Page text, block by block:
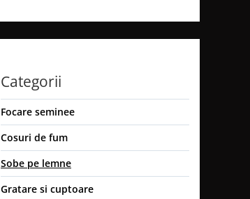
Categorii
Focare seminee
Cosuri de fum
Sobe pe lemne
Gratare si cuptoare